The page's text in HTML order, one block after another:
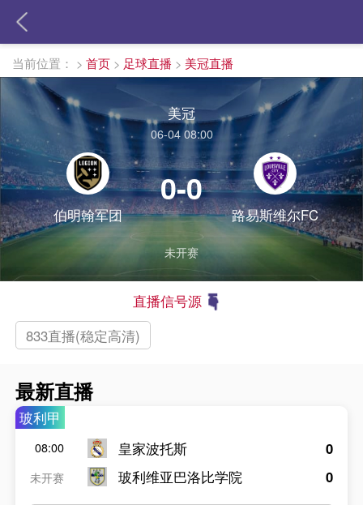
当前位置： > 首页 > 足球直播 > 美冠直播
美冠
06-04 08:00
伯明翰军团
0-0
路易斯维尔FC
未开赛
直播信号源
833直播(稳定高清)
最新直播
玻利甲
08:00
未开赛
皇家波托斯
玻利维亚巴洛比学院
0
0